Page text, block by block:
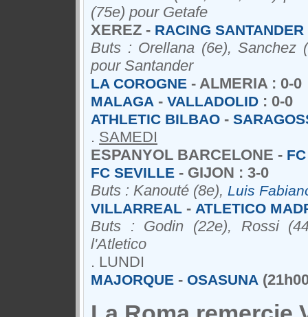
(75e) pour Getafe
XEREZ - RACING SANTANDER
Buts : Orellana (6e), Sanchez
pour Santander
LA COROGNE - ALMERIA : 0-0
MALAGA - VALLADOLID : 0-0
ATHLETIC BILBAO -
. SAMEDI
ESPANYOL BARCELONE -
FC SEVILLE - GIJON : 3-0
Buts : Kanouté (8e), Luis
VILLARREAL - ATLETICO
Buts : Godin (22e), Rossi
l'Atletico
. LUNDI
MAJORQUE - OSASUNA